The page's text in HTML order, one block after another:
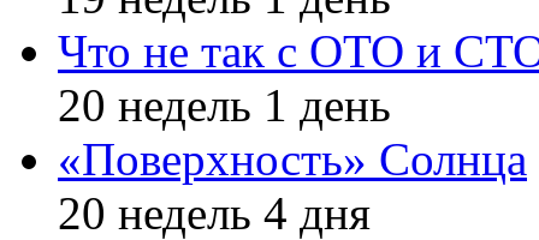
Что не так с ОТО и
20 недель 1 день
«Поверхность» Солнца
20 недель 4 дня